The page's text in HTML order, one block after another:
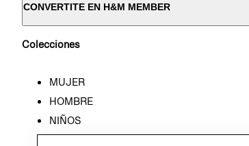
CONVERTITE EN H&M MEMBER
Colecciones
MUJER
HOMBRE
NIÑOS